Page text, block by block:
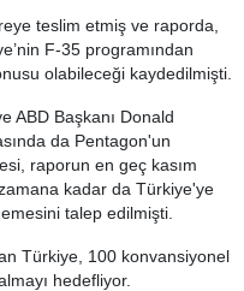
teslim etmiş ve raporda,
F-35 programından
olabileceği kaydedilmişti.
ABD Başkanı Donald
da Pentagon'un
raporun en geç kasım
kadar da Türkiye'ye
talep edilmişti.
Türkiye, 100 konvansiyonel
hedefliyor.